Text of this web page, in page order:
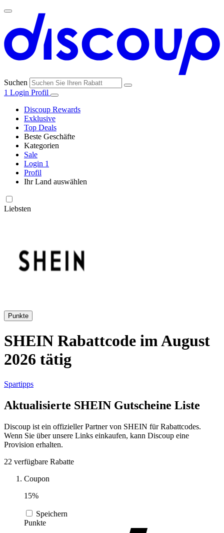
Suchen
1 Login Profil
Discoup Rewards
Exklusive
Top Deals
Beste Geschäfte
Amazon
Peek und
Booking.com
Douglas
DocMorris
Kategorien
Kleidung und
Schuhe
Urlaub und
Gesundheit
Sport und
Fitness
Autos und
Motorräder
Sale
Login 1
Profil
Ihr Land auswählen
Liebsten
Punkte
SHEIN Rabattcode im August
2026 tätig
Spartipps
Aktualisierte SHEIN Gutscheine Liste
Discoup ist ein offizieller Partner von SHEIN für Rabattcodes.
Wenn Sie über unsere Links einkaufen, kann Discoup eine
Provision erhalten.
22 verfügbare Rabatte
Coupon
15%
Speichern
Punkte